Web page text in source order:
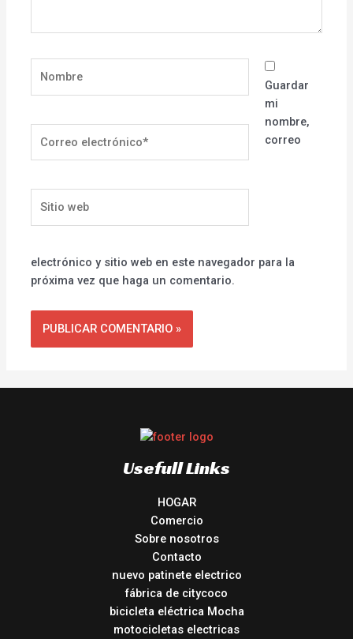
electrónico*
web
Guardar
mi
nombre,
correo
electrónico y sitio web en este navegador para la
próxima vez que haga un comentario.
Usefull Links
HOGAR
Comercio
Sobre nosotros
Contacto
nuevo patinete electrico
fábrica de citycoco
bicicleta eléctrica Mocha
motocicletas electricas